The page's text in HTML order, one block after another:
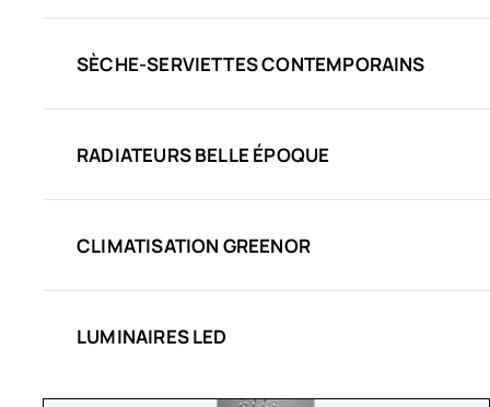
SÈCHE-SERVIETTES CONTEMPORAINS
RADIATEURS BELLE ÉPOQUE
CLIMATISATION GREENOR
LUMINAIRES LED